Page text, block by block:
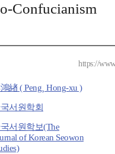
Confucianism
https://
緖 ( Peng¸ Hong-xu )
서원학회
서원학보(The
of Korean Seowon